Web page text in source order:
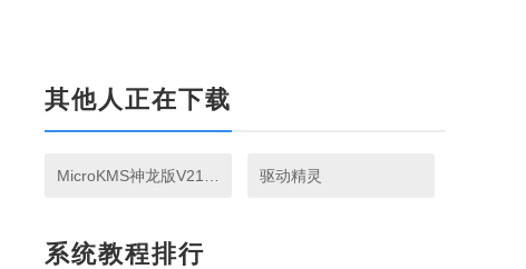
其他人正在下载
驱动精灵
系统教程排行